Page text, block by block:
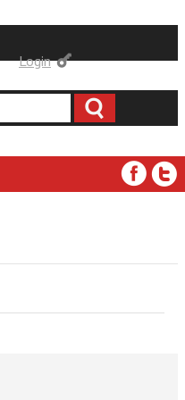
Login